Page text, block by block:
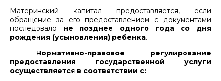
Материнский капитал предоставляется, если
обращение за его предоставлением с документами
последовало не позднее одного года со дня
рождения (усыновления) ребенка.
Нормативно-правовое регулирование
предоставления государственной услуги
осуществляется в соответствии с: